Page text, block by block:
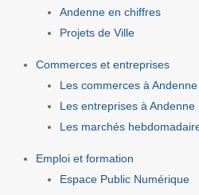
Andenne en chiffres
Projets de Ville
Commerces et entreprises
Les commerces à Andenne
Les entreprises à Andenne
Les marchés
Emploi et formation
Espace Public Numérique